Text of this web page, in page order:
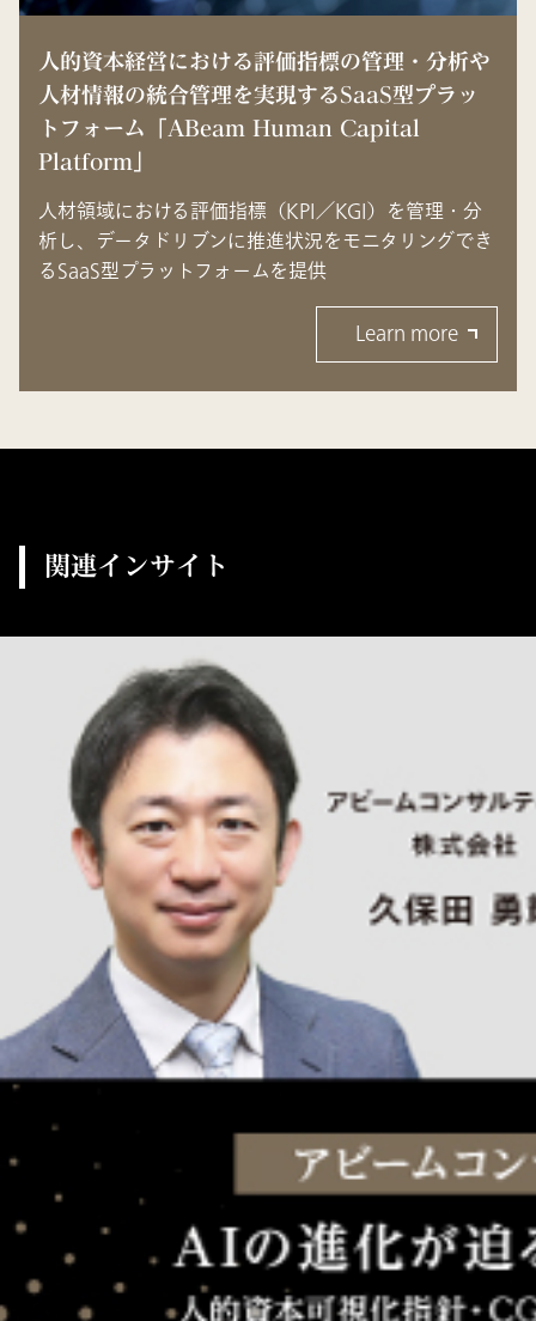
人的資本経営における評価指標の管理・分析や
人材情報の統合管理を実現するSaaS型プラッ
トフォーム「ABeam Human Capital
Platform」
人材領域における評価指標（KPI／KGI）を管理・分
析し、データドリブンに推進状況をモニタリングでき
るSaaS型プラットフォームを提供
Learn more
関連インサイト